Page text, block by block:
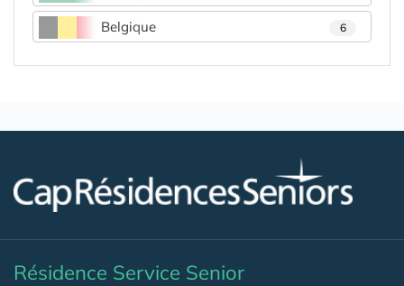
Belgique 6
Résidence Service Senior